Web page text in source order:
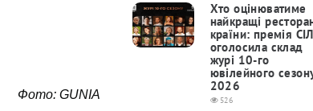
Фото: GUNIA
Хто оцінюватиме
найкращі
країни: премія
оголосила склад
журі 10-го
ювілейного
2026
526